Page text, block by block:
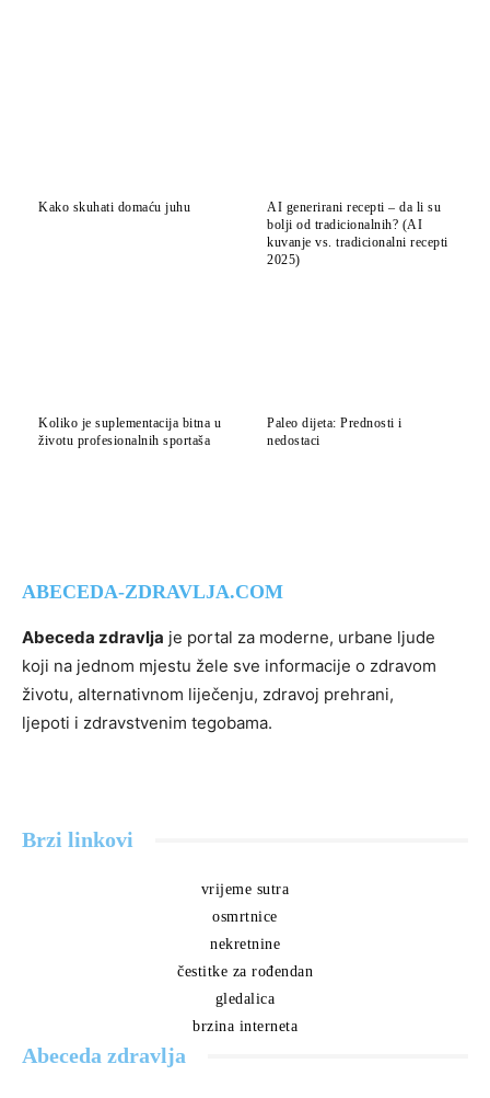
Kako skuhati domaću juhu
AI generirani recepti – da li su
bolji od tradicionalnih? (AI
kuvanje vs. tradicionalni recepti
2025)
Koliko je suplementacija bitna u
životu profesionalnih sportaša
Paleo dijeta: Prednosti i
nedostaci
ABECEDA-ZDRAVLJA.COM
Abeceda zdravlja je portal za moderne, urbane ljude
koji na jednom mjestu žele sve informacije o zdravom
životu, alternativnom liječenju, zdravoj prehrani,
ljepoti i zdravstvenim tegobama.
Brzi linkovi
vrijeme sutra
osmrtnice
nekretnine
čestitke za rođendan
gledalica
brzina interneta
Abeceda zdravlja